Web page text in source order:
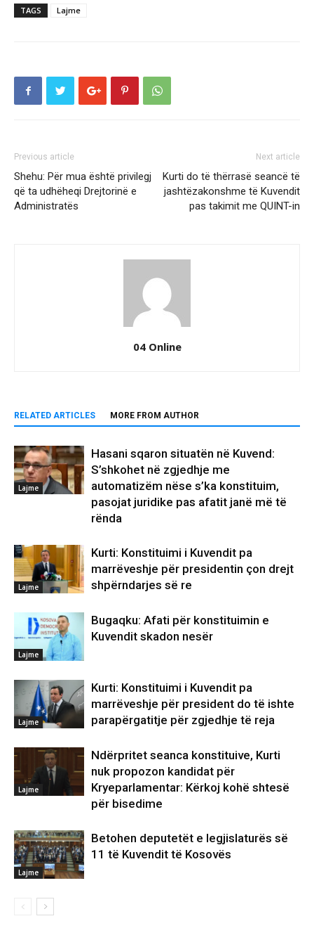
TAGS Lajme
Previous article
Shehu: Për mua është privilegj
që ta udhëheqi Drejtorinë e
Administratës
Next article
Kurti do të thërrasë seancë të
jashtëzakonshme të Kuvendit
pas takimit me QUINT-in
04 Online
RELATED ARTICLES MORE FROM AUTHOR
Lajme
Hasani sqaron situatën në Kuvend:
S’shkohet në zgjedhje me
automatizëm nëse s’ka konstituim,
pasojat juridike pas afatit janë më të
rënda
Lajme
Kurti: Konstituimi i Kuvendit pa
marrëveshje për presidentin çon drejt
shpërndarjes së re
Lajme
Bugaqku: Afati për konstituimin e
Kuvendit skadon nesër
Lajme
Kurti: Konstituimi i Kuvendit pa
marrëveshje për president do të ishte
parapërgatitje për zgjedhje të reja
Lajme
Ndërpritet seanca konstituive, Kurti
nuk propozon kandidat për
Kryeparlamentar: Kërkoj kohë shtesë
për bisedime
Lajme
Betohen deputetët e legjislaturës së
11 të Kuvendit të Kosovës